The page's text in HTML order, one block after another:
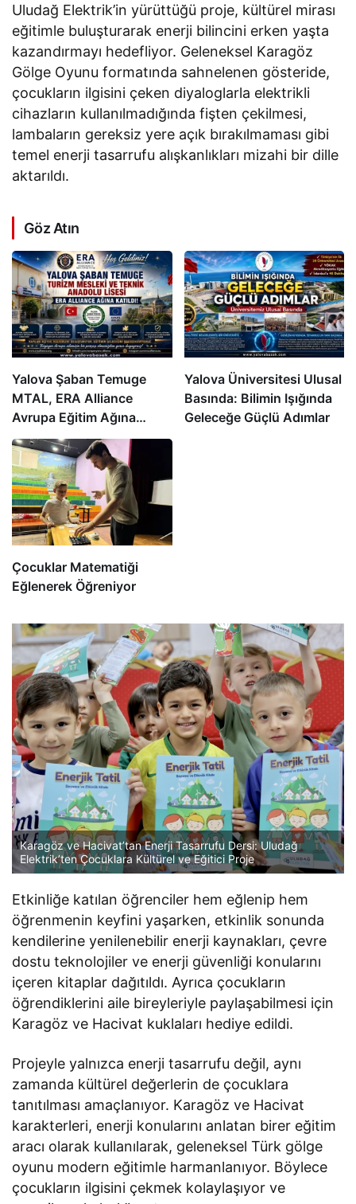
Uludağ Elektrik’in yürüttüğü proje, kültürel mirası
eğitimle buluşturarak enerji bilincini erken yaşta
kazandırmayı hedefliyor. Geleneksel Karagöz
Gölge Oyunu formatında sahnelenen gösteride,
çocukların ilgisini çeken diyaloglarla elektrikli
cihazların kullanılmadığında fişten çekilmesi,
lambaların gereksiz yere açık bırakılmaması gibi
temel enerji tasarrufu alışkanlıkları mizahi bir dille
aktarıldı.
Göz Atın
Yalova Şaban Temuge
MTAL, ERA Alliance
Avrupa Eğitim Ağına
Katıldı
Yalova Üniversitesi Ulusal
Basında: Bilimin Işığında
Geleceğe Güçlü Adımlar
Çocuklar Matematiği
Eğlenerek Öğreniyor
Karagöz ve Hacivat’tan Enerji Tasarrufu Dersi: Uludağ
Elektrik’ten Çocuklara Kültürel ve Eğitici Proje
Etkinliğe katılan öğrenciler hem eğlenip hem
öğrenmenin keyfini yaşarken, etkinlik sonunda
kendilerine yenilenebilir enerji kaynakları, çevre
dostu teknolojiler ve enerji güvenliği konularını
içeren kitaplar dağıtıldı. Ayrıca çocukların
öğrendiklerini aile bireyleriyle paylaşabilmesi için
Karagöz ve Hacivat kuklaları hediye edildi.
Projeyle yalnızca enerji tasarrufu değil, aynı
zamanda kültürel değerlerin de çocuklara
tanıtılması amaçlanıyor. Karagöz ve Hacivat
karakterleri, enerji konularını anlatan birer eğitim
aracı olarak kullanılarak, geleneksel Türk gölge
oyunu modern eğitimle harmanlanıyor. Böylece
çocukların ilgisini çekmek kolaylaşıyor ve